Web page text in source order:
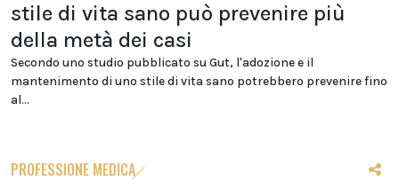
stile di vita sano può prevenire più
della metà dei casi
Secondo uno studio pubblicato su Gut, l'adozione e il
mantenimento di uno stile di vita sano potrebbero prevenire fino
al...
PROFESSIONE MEDICA